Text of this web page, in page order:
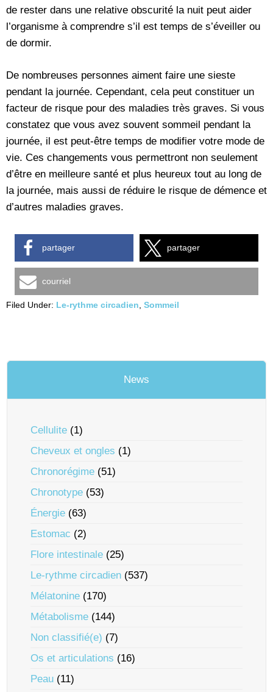
de rester dans une relative obscurité la nuit peut aider
l’organisme à comprendre s’il est temps de s’éveiller ou
de dormir.
De nombreuses personnes aiment faire une sieste
pendant la journée. Cependant, cela peut constituer un
facteur de risque pour des maladies très graves. Si vous
constatez que vous avez souvent sommeil pendant la
journée, il est peut-être temps de modifier votre mode de
vie. Ces changements vous permettront non seulement
d’être en meilleure santé et plus heureux tout au long de
la journée, mais aussi de réduire le risque de démence et
d’autres maladies graves.
partager partager
courriel
Filed Under: Le-rythme circadien Sommeil
News
Cellulite (1)
Cheveux et ongles (1)
Chronorégime (51)
Chronotype (53)
Énergie (63)
Estomac (2)
Flore intestinale (25)
Le-rythme circadien (537)
Mélatonine (170)
Métabolisme (144)
Non classifié(e) (7)
Os et articulations (16)
Peau (11)